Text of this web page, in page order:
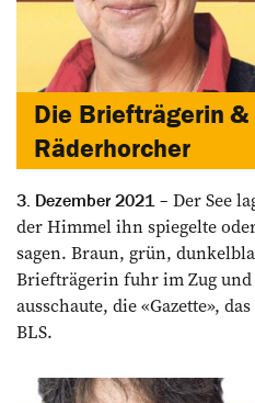
Die Briefträgerin &
Räderhorcher
3. Dezember 2021
Der See
der Himmel ihn spiegelte
sagen. Braun, grün,
Briefträgerin fuhr im Zug
ausschaute, die «Gazette»,
BLS.